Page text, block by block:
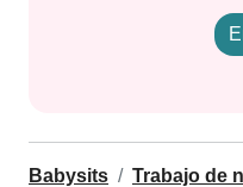
Babysits Trabajo de